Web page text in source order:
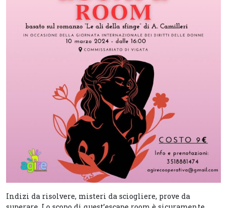
Indizi da risolvere, misteri da sciogliere, prove da